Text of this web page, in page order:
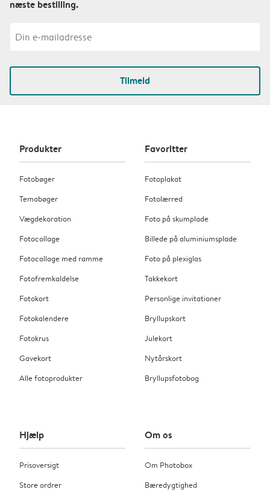
næste bestilling.
Tilmeld
Produkter
Fotobøger
Temabøger
Vægdekoration
Fotocollage
Fotocollage med ramme
Fotofremkaldelse
Fotokort
Fotokalendere
Fotokrus
Gavekort
Alle fotoprodukter
Favoritter
Fotoplakat
Fotolærred
Foto på skumplade
Billede på aluminiumsplade
Foto på plexiglas
Takkekort
Personlige invitationer
Bryllupskort
Julekort
Nytårskort
Bryllupsfotobog
Hjælp
Prisoversigt
Store ordrer
Om os
Om Photobox
Bæredygtighed